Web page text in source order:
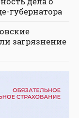
губернатора
загрязнение